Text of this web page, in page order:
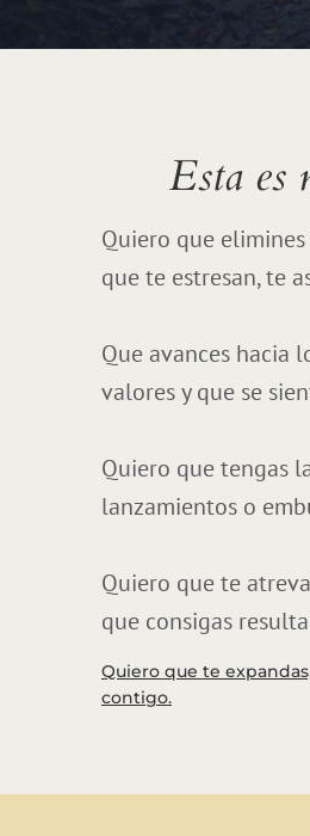
Esta es
Quiero que
que te estresan, te
Que avances hacia
valores y que se
Quiero que tengas
lanzamientos o
Quiero que te
que consigas
Quiero que te
contigo.